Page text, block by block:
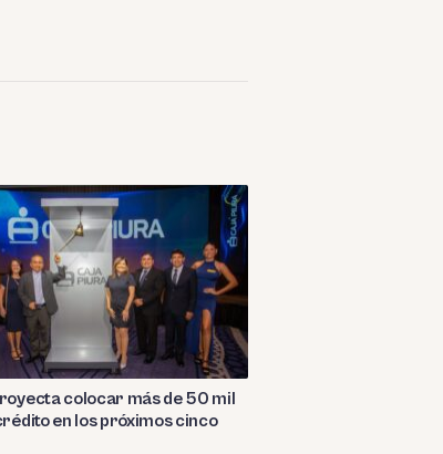
colocar más de 50 mil
en los próximos cinco